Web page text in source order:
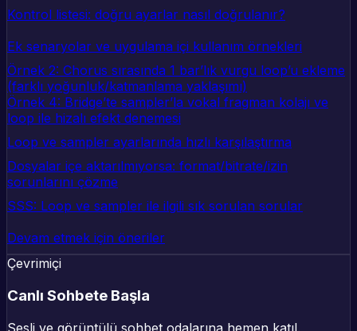
Kontrol listesi: doğru ayarlar nasıl doğrulanır?
Ek senaryolar ve uygulama içi kullanım örnekleri
Örnek 2: Chorus sırasında 1 bar’lık vurgu loop’u ekleme
(farklı yoğunluk/katmanlama yaklaşımı)
Örnek 4: Bridge’te sampler’la vokal fragman kolajı ve
loop ile hizalı efekt denemesi
Loop ve sampler ayarlarında hızlı karşılaştırma
Dosyalar içe aktarılmıyorsa: format/bitrate/izin
sorunlarını çözme
SSS: Loop ve sampler ile ilgili sık sorulan sorular
Devam etmek için öneriler
Çevrimiçi
Canlı Sohbete Başla
Sesli ve görüntülü sohbet odalarına hemen katıl.